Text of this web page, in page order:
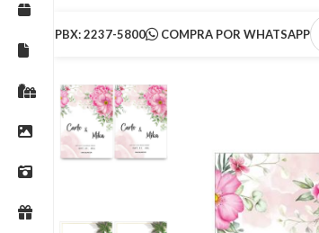
PBX: 2237-5800 COMPRA POR WHATSAPP